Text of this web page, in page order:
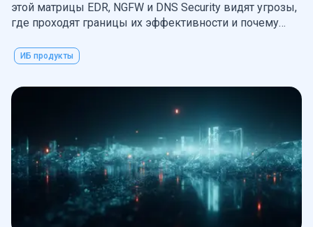
этой матрицы EDR, NGFW и DNS Security видят угрозы,
где проходят границы их эффективности и почему
ИБ продукты